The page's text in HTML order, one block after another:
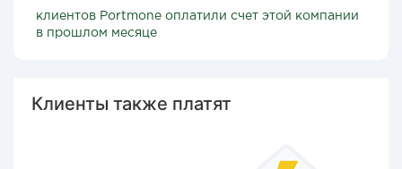
клиентов Portmone оплатили счет этой компании
в прошлом месяце
Клиенты также платят